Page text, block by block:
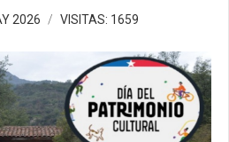
2026 VISITAS: 1659